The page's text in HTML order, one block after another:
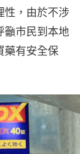
性，由於不涉
籲市民到本地
藥有安全保